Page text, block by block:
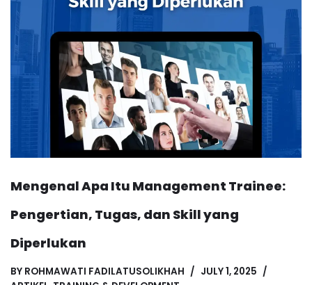
Mengenal Apa Itu Management Trainee:
Pengertian, Tugas, dan Skill yang
Diperlukan
BY ROHMAWATI FADILATUSOLIKHAH
JULY 1, 2025